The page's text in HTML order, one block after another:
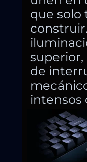
que solo
superior,
de
intensos